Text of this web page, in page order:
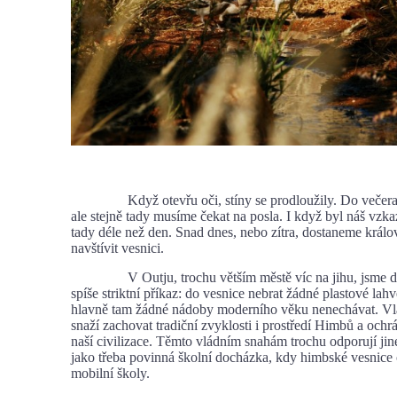
Když otevřu oči, stíny se prodloužily. Do večera
ale stejně tady musíme čekat na posla. I když byl náš
tady déle než den. Snad dnes, nebo zítra, dostaneme
navštívit vesnici.
V Outju, trochu větším městě víc na jihu, jsme
spíše striktní příkaz: do vesnice nebrat žádné plastové
hlavně tam žádné nádoby moderního věku nenechávat.
snaží zachovat tradiční zvyklosti i prostředí Himbů a
naší civilizace. Těmto vládním snahám trochu odporují
jako třeba povinná školní docházka, kdy himbské
mobilní školy.